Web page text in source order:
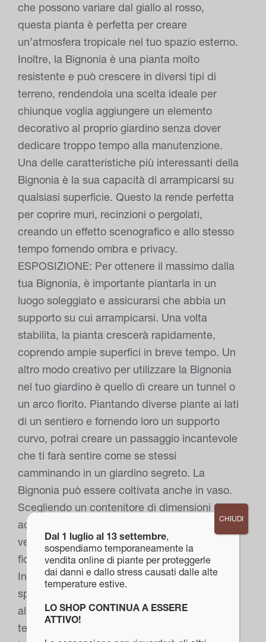
che possono variare dal giallo al rosso,
questa pianta è perfetta per creare
un’atmosfera tropicale nel tuo spazio esterno.
Inoltre, la Bignonia è una pianta molto
resistente e può crescere in diversi tipi di
terreno, rendendola una scelta ideale per
chiunque voglia aggiungere un elemento
decorativo al proprio giardino senza dover
dedicare troppo tempo alla manutenzione.
Una delle caratteristiche più interessanti della
Bignonia è la sua capacità di arrampicarsi su
qualsiasi superficie. Questo la rende perfetta
per coprire muri, recinzioni o pergolati,
creando un effetto scenografico e allo stesso
tempo fornendo ombra e privacy.
ESPOSIZIONE: Per ottenere il massimo dalla
tua Bignonia, è importante piantarla in un
luogo soleggiato e assicurarsi che abbia un
supporto su cui arrampicarsi. Una volta
stabilita, la pianta crescerà rapidamente,
coprendo ampie superfici in breve tempo. Un
altro modo creativo per utilizzare la Bignonia
nel tuo giardino è quello di creare un tunnel o
un arco fiorito. Piantando diverse piante ai lati
di un sentiero e fornendo loro un supporto
curvo, potrai creare un passaggio incantevole
che ti farà sentire come se stessi
camminando in un giardino segreto. La
Bignonia può essere coltivata anche in vaso.
Scegliendo un contenitore di dimensioni
adeguate e fornendo alla pianta un supporto
verticale, potrai godere della bellezza dei suoi
fiori anche su un balcone o una terrazza.
Inoltre, coltivando la Bignonia in vaso, potrai
spostarla facilmente in base alle stagioni o
alle tue esigenze di spazio. TERRENO: Il
terreno ideale per la Bignonia deve essere
Dal 1 luglio al 13 settembre,
sospendiamo temporaneamente la
vendita online di piante per proteggerle
dai danni e dallo stress causati dalle alte
temperature estive.
LO SHOP CONTINUA A ESSERE
ATTIVO!
CHIUDI